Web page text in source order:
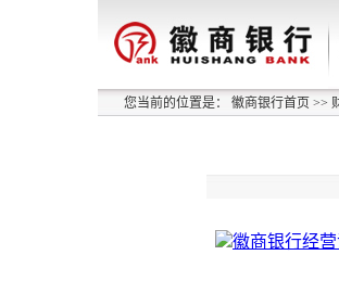
您当前的位置是： 徽商银行首页 >>